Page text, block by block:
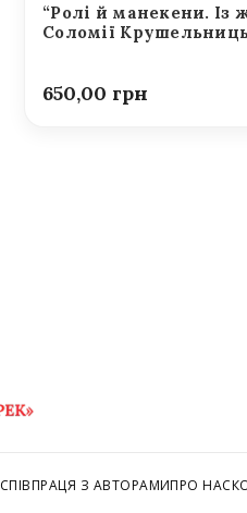
“Ролі й манекени. Із
Соломії
650,00
СПІВПРАЦЯ З АВТОРАМИПРО НАС